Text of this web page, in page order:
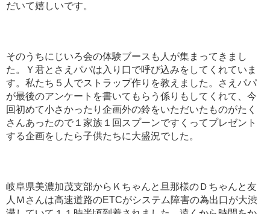
だいて嬉しいです。
そのうちにじいろ会の体験ブースも人が集まってきまし
た。Ｙ君とさえパパは入り口で呼び込みをしてくれていま
す。私たち５人でストラップ作りを教えました。さえパパ
が最後のアンケートを書いてもらう係りもしてくれて、今
回初めて小さかったり企画外の鈴をいただいたものがたく
さんあったので１家族１回スプーンですくってプレゼント
する企画をしたら子供たちに大盛況でした。
岐阜県美濃加茂支部からＫちゃんと旦那様のＤちゃんと友
人Ｍさんは高速道路のETCがシステム障害の為出口が大渋